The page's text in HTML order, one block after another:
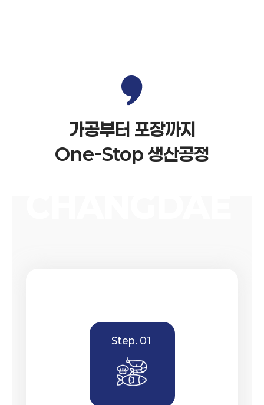
가공부터 포장까지
One-Stop 생산공정
Step. 01